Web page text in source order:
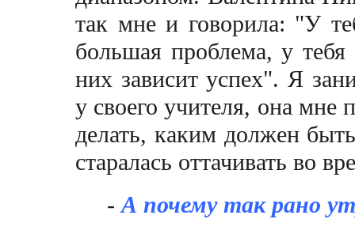
так мне и говорила: "У
большая проблема, у
них зависит успех". Я
у своего учителя, она мне
делать, каким должен
старалась оттачивать во
-А почему так рано